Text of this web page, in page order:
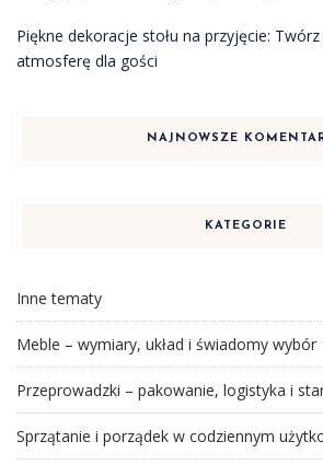
Piękne dekoracje stołu na przyjęcie:
atmosferę dla gości
NAJNOWSZE
KATEGORIE
Inne tematy
Meble – wymiary, układ i świadomy wybór
Przeprowadzki – pakowanie, logistyka i
Sprzątanie i porządek w codziennym